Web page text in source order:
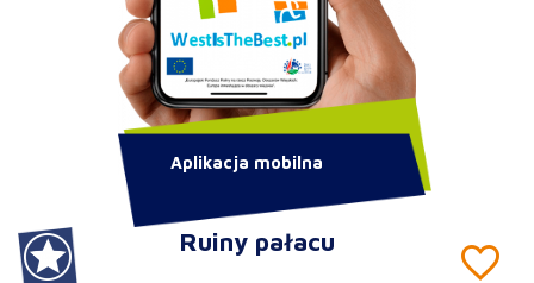
Ruiny pałacu
Aplikacja mobilna